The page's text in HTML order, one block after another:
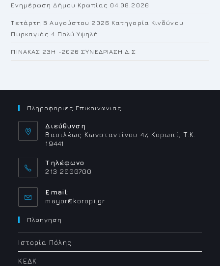
Ενημέρωση Δήμου Κρωπίας 04.08.2026
Τετάρτη 5 Αυγούστου 2026 Κατηγορία Κινδύνου
Πυρκαγιάς 4 Πολύ Υψηλή
ΠΙΝΑΚΑΣ 23H -2026 ΣΥΝΕΔΡΙΑΣΗ Δ.Σ
Πληροφοριες Επικοινωνιας
Διεύθυνση
Βασιλέως Κωνσταντίνου 47, Κορωπί, Τ.Κ.
19441
Τηλέφωνο
213 2000700
Email:
mayor@koropi.grOpens
Πλοηγηση
Ιστορία Πόλης
ΚΕΔΚ